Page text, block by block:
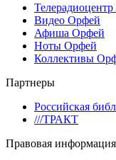
Видео Орфей
Афиша Орфей
Ноты Орфей
Коллективы
Партнеры
Российская
///ТРАКТ
Правовая информация